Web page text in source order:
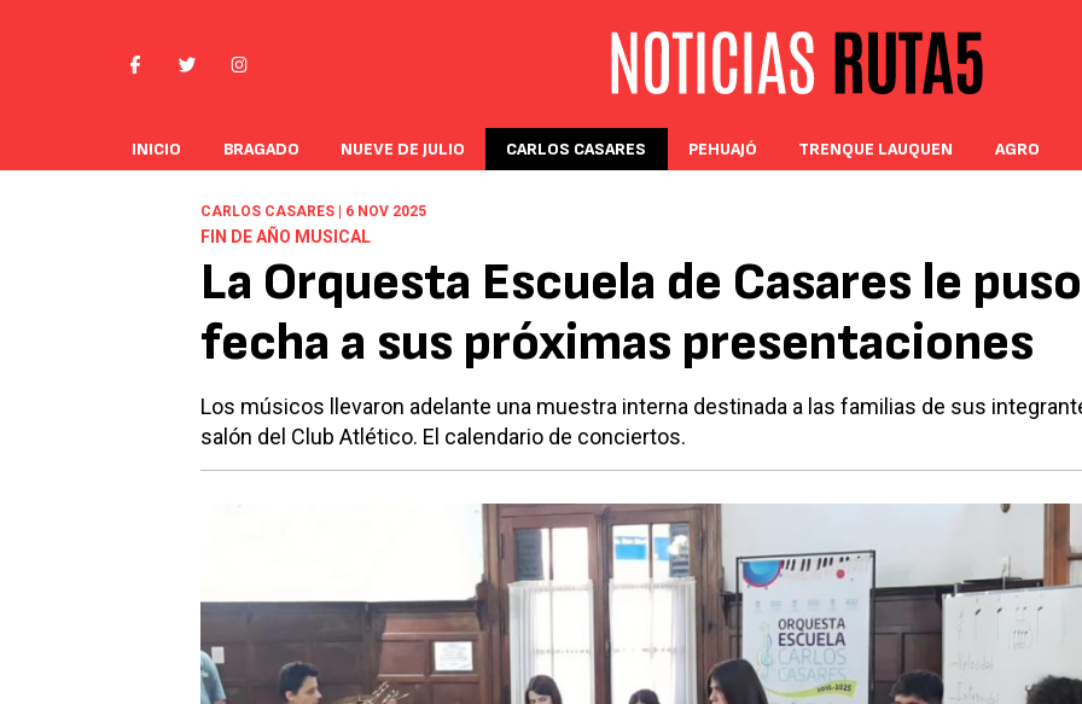
INICIO BRAGADO NUEVE DE JULIO CARLOS CASARES PEHUAJÓ TRENQUE LAUQUEN AGRO
CARLOS CASARES | 6 NOV 2025
FIN DE AÑO MUSICAL
La Orquesta Escuela de Casares le puso
fecha a sus próximas presentaciones
Los músicos llevaron adelante una muestra interna destinada a las familias de sus
salón del Club Atlético. El calendario de conciertos.